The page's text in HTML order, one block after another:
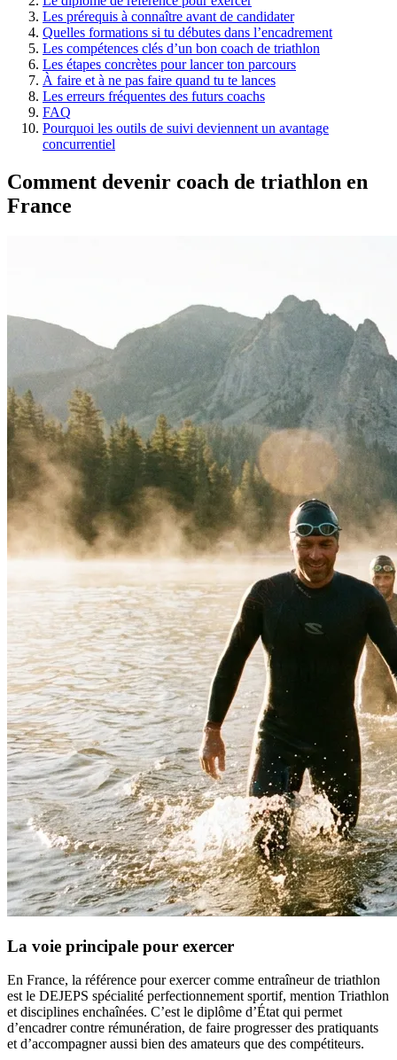
Les prérequis à connaître avant de candidater
Quelles formations si tu débutes dans l’encadrement
Les compétences clés d’un bon coach de triathlon
Les étapes concrètes pour lancer ton parcours
À faire et à ne pas faire quand tu te lances
Les erreurs fréquentes des futurs coachs
FAQ
Pourquoi les outils de suivi deviennent un avantage
concurrentiel
Comment devenir coach de triathlon en
France
La voie principale pour exercer
En France, la référence pour exercer comme entraîneur de triathlon
est le DEJEPS spécialité perfectionnement sportif, mention Triathlon
et disciplines enchaînées. C’est le diplôme d’État qui permet
d’encadrer contre rémunération, de faire progresser des pratiquants
et d’accompagner aussi bien des amateurs que des compétiteurs.